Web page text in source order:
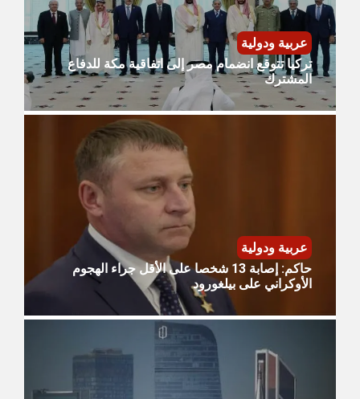
عربية ودولية
تركيا تتوقع انضمام مصر إلى اتفاقية مكة للدفاع
المشترك
عربية ودولية
حاكم: إصابة 13 شخصا على الأقل جراء الهجوم
الأوكراني على بيلغورود